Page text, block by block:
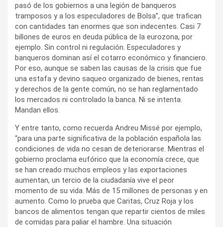
pasó de los gobiernos a una legión de banqueros
tramposos y a los especuladores de Bolsa”, que trafican
con cantidades tan enormes que son indecentes. Casi 7
billones de euros en deuda pública de la eurozona, por
ejemplo. Sin control ni regulación. Especuladores y
banqueros dominan así el cotarro económico y financiero.
Por eso, aunque se saben las causas de la crisis que fue
una estafa y devino saqueo organizado de bienes, rentas
y derechos de la gente común, no se han reglamentado
los mercados ni controlado la banca. Ni se intenta.
Mandan ellos.
Y entre tanto, como recuerda Andreu Missé por ejemplo,
“para una parte significativa de la población española las
condiciones de vida no cesan de deteriorarse. Mientras el
gobierno proclama eufórico que la economía crece, que
se han creado muchos empleos y las exportaciones
aumentan, un tercio de la ciudadanía vive el peor
momento de su vida. Más de 15 millones de personas y en
aumento. Como lo prueba que Caritas, Cruz Roja y los
bancos de alimentos tengan que repartir cientos de miles
de comidas para paliar el hambre. Una situación